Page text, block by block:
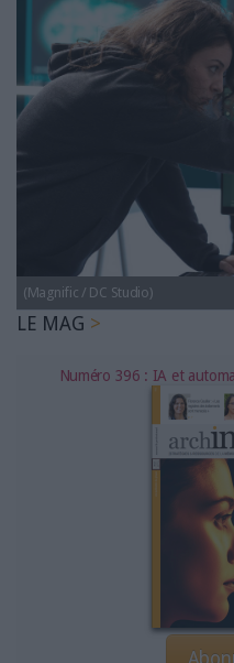
LES DOSSIERS
LES BASES DE DONNÉES
L'ESPACE EMPLOI
L'AGENDA
L'ANNUAIRE DES ACTEURS
LES LIVRES BLANCS
NOS OFFRES D'ABONNEMENTS
(Magnific / DC Studio)
LE MAG
Numéro 396 : IA et